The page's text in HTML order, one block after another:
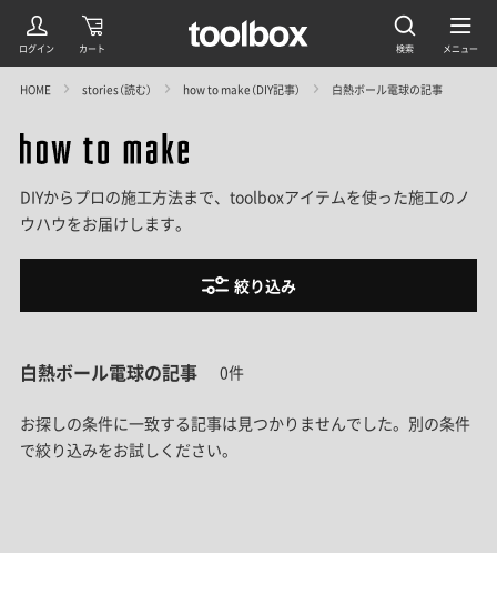
HOME stories（読む） how to make（DIY記事） 白熱ボール電球の記事
DIYからプロの施工方法まで、toolboxアイテムを使った施工のノ
ウハウをお届けします。
絞り込み
白熱ボール電球の記事 0件
お探しの条件に一致する記事は見つかりませんでした。 別の条件
で絞り込みをお試しください。